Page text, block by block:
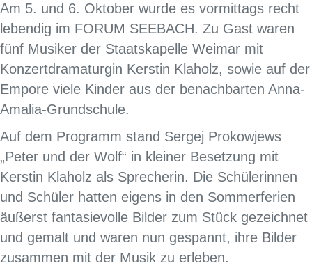
Am 5. und 6. Oktober wurde es vormittags recht
lebendig im FORUM SEEBACH. Zu Gast waren
fünf Musiker der Staatskapelle Weimar mit
Konzertdramaturgin Kerstin Klaholz, sowie auf der
Empore viele Kinder aus der benachbarten Anna-
Amalia-Grundschule.
Auf dem Programm stand Sergej Prokowjews
„Peter und der Wolf“ in kleiner Besetzung mit
Kerstin Klaholz als Sprecherin. Die Schülerinnen
und Schüler hatten eigens in den Sommerferien
äußerst fantasievolle Bilder zum Stück gezeichnet
und gemalt und waren nun gespannt, ihre Bilder
zusammen mit der Musik zu erleben.